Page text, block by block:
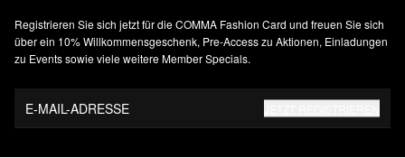
Registrieren Sie sich jetzt für die COMMA Fashion Card und freuen Sie sich
über ein 10% Willkommensgeschenk, Pre-Access zu Aktionen, Einladungen
zu Events sowie viele weitere Member Specials.
E-MAIL-ADRESSE